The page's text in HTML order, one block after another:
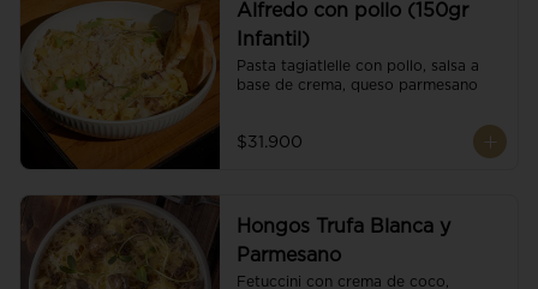
Alfredo con pollo (150gr
Infantil)
Pasta tagiatlelle con pollo, salsa a
base de crema, queso parmesano
$31.900
Hongos Trufa Blanca y
Parmesano
Fetuccini con crema de coco,